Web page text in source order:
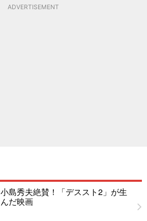
ADVERTISEMENT
小島秀夫絶賛！「デススト2」が生
んだ映画